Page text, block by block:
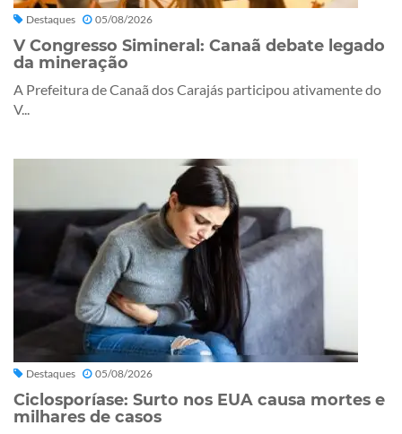
Destaques 05/08/2026
V Congresso Simineral: Canaã debate legado
da mineração
A Prefeitura de Canaã dos Carajás participou ativamente do
V...
Destaques 05/08/2026
Ciclosporíase: Surto nos EUA causa mortes e
milhares de casos